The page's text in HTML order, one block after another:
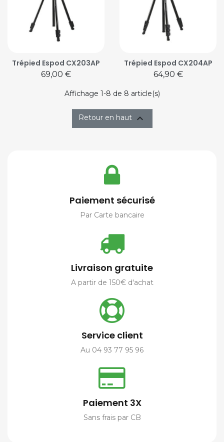
Trépied Espod CX203AP
Prix
69,00 €
Trépied Espod CX204AP
Prix
64,90 €
Affichage 1-8 de 8 article(s)
Retour en haut 
Paiement sécurisé
Par Carte bancaire
Livraison gratuite
A partir de 150€ d'achat
Service client
Au 04 93 77 95 96
Paiement 3X
Sans frais par CB